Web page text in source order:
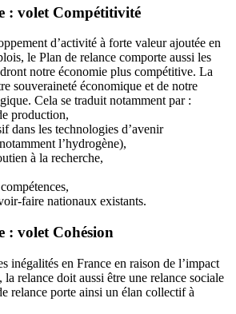
: volet Compétitivité
d’activité à forte valeur ajoutée en
le Plan de relance comporte aussi les
notre économie plus compétitive. La
souveraineté économique et de notre
Cela se traduit notamment par :
production,
dans les technologies d’avenir
l’hydrogène),
à la recherche,
faire nationaux existants.
: volet Cohésion
inégalités en France en raison de l’impact
relance doit aussi être une relance sociale
relance porte ainsi un élan collectif à